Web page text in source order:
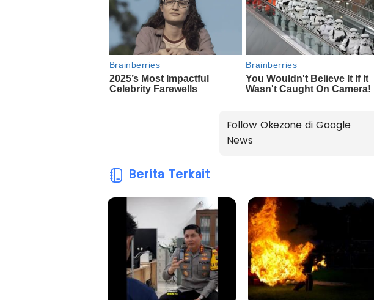
Follow Okezone di Google
News
Berita Terkait